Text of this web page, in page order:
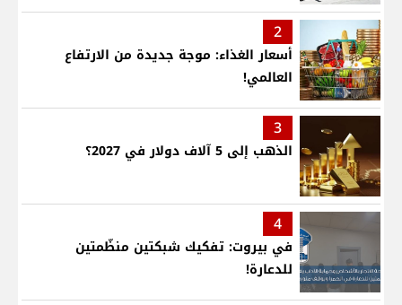
2
أسعار الغذاء: موجة جديدة من الارتفاع
العالمي!
3
الذهب إلى 5 آلاف دولار في 2027؟
4
في بيروت: تفكيك شبكتين منظّمتين
للدعارة!